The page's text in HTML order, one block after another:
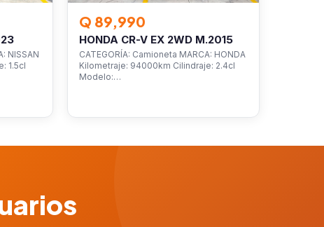
NISSAN
1.5cl
Q 89,990
HONDA CR-V EX 2WD M.2015
CATEGORÍA: Camioneta MARCA: HONDA
Kilometraje: 94000km Cilindraje: 2.4cl
Modelo:…